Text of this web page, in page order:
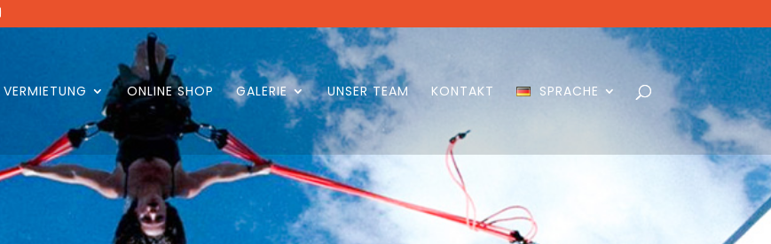
VERMIETUNG ONLINE SHOP GALERIE UNSER TEAM KONTAKT SPRACHE